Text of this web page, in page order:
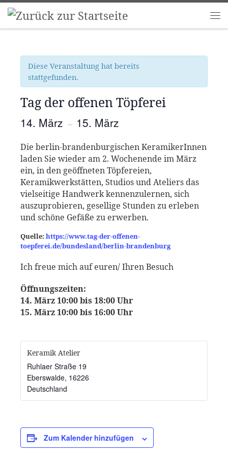
Zum Inhalt springen
Diese Veranstaltung hat bereits
stattgefunden.
Tag der offenen Töpferei
14. März – 15. März
Die berlin-brandenburgischen KeramikerInnen
laden Sie wieder am 2. Wochenende im März
ein, in den geöffneten Töpfereien,
Keramikwerkstätten, Studios und Ateliers das
vielseitige Handwerk kennenzulernen, sich
auszuprobieren, gesellige Stunden zu erleben
und schöne Gefäße zu erwerben.
Quelle:https://www.tag-der-offenen-
toepferei.de/bundesland/berlin-brandenburg
Ich freue mich auf euren/ Ihren Besuch
Öffnungszeiten:
14. März 10:00 bis 18:00 Uhr
15. März 10:00 bis 16:00 Uhr
Keramik Atelier
Ruhlaer Straße 19
Eberswalde, 16226
Deutschland
Zum Kalender hinzufügen